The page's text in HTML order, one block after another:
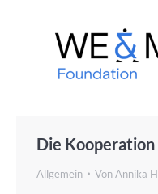
Die
Allgemein VonAnnika